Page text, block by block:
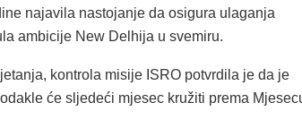
najavila nastojanje da osigura ulaganja
ambicije New Delhija u svemiru.
kontrola misije ISRO potvrdila je da je
će sljedeći mjesec kružiti prema